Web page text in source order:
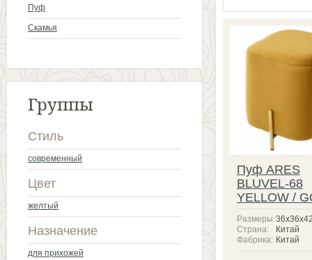
Пуф
Скамья
Группы
Стиль
современный
Цвет
желтый
Назначение
для прихожей
Пуф ARES
BLUVEL-68
YELLOW /
Размеры:
Китай
Страна:
Китай
Фабрика: